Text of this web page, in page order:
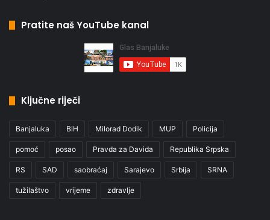
Pratite naš YouTube kanal
Ključne riječi
Banjaluka BiH Milorad Dodik MUP Policija
pomoć posao Pravda za Davida Republika Srpska
RS SAD saobraćaj Sarajevo Srbija SRNA
tužilaštvo vrijeme zdravlje